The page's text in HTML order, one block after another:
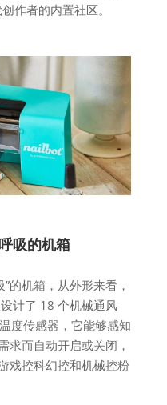
作者的内置社区。
吸的机箱
的机箱，从外形来看，
计了 18 个机械通风
度传感器，它能够感知
求而自动开启或关闭，
戏控科幻控和机械控粉